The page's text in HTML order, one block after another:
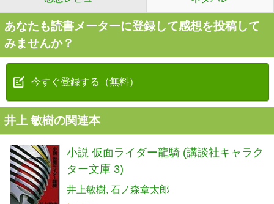
あなたも読書メーターに登録して感想を投稿して
みませんか？
今すぐ登録する（無料）
井上 敏樹の関連本
小説 仮面ライダー龍騎 (講談社キャラク
ター文庫 3)
井上敏樹 石ノ森章太郎